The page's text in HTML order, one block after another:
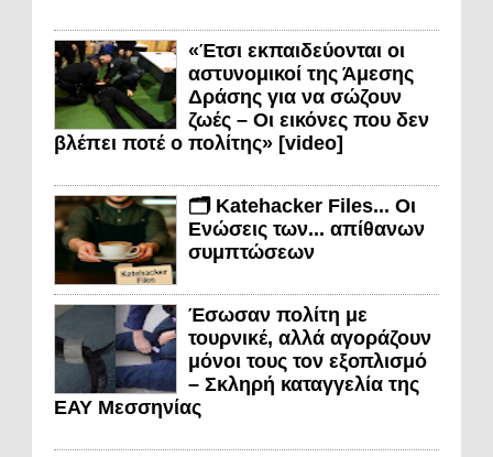
«Έτσι εκπαιδεύονται οι
αστυνομικοί της Άμεσης
Δράσης για να σώζουν
ζωές – Οι εικόνες που δεν
βλέπει ποτέ ο πολίτης» [video]
🗂️ Katehacker Files... Οι
Ενώσεις των... απίθανων
συμπτώσεων
Έσωσαν πολίτη με
τουρνικέ, αλλά αγοράζουν
μόνοι τους τον εξοπλισμό
– Σκληρή καταγγελία της
ΕΑΥ Μεσσηνίας